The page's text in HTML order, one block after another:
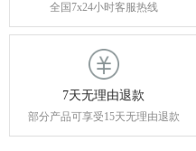
全国7x24小时客服热线
7天无理由退款
部分产品可享受15天无理由退款